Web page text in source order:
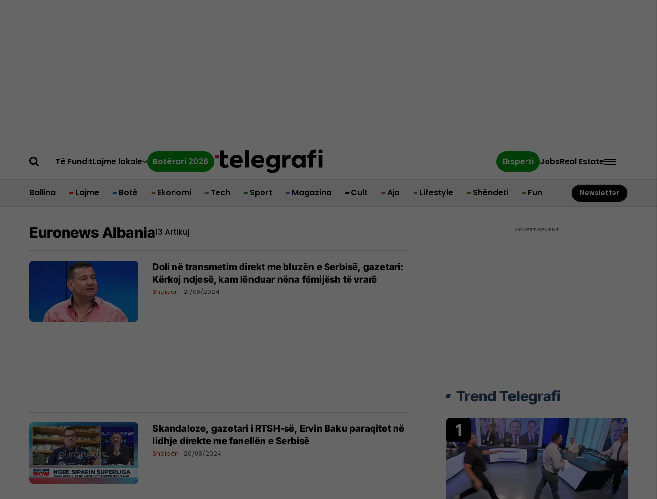
Të FunditLajme lokale Botërori 2026 Eksperti JobsReal Estate
Ballina Lajme Botë Ekonomi Tech Sport Magazina Cult Ajo Lifestyle Shëndeti Fun Newsletter
Euronews Albania13 Artikuj
Doli në transmetim direkt me bluzën e Serbisë, gazetari:
Kërkoj ndjesë, kam lënduar nëna fëmijësh të vrarë
Shqipëri 21/08/2024
Skandaloze, gazetari i RTSH-së, Ervin Baku paraqitet në
lidhje direkte me fanellën e Serbisë
Shqipëri 20/08/2024
Trend Telegrafi